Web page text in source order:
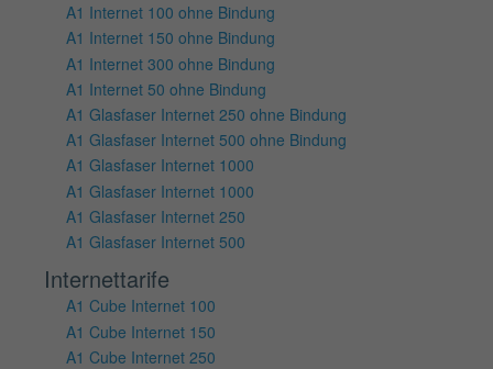
A1 Internet 100 ohne Bindung
A1 Internet 150 ohne Bindung
A1 Internet 300 ohne Bindung
A1 Internet 50 ohne Bindung
A1 Glasfaser Internet 250 ohne Bindung
A1 Glasfaser Internet 500 ohne Bindung
A1 Glasfaser Internet 1000
A1 Glasfaser Internet 1000
A1 Glasfaser Internet 250
A1 Glasfaser Internet 500
Internettarife
A1 Cube Internet 100
A1 Cube Internet 150
A1 Cube Internet 250